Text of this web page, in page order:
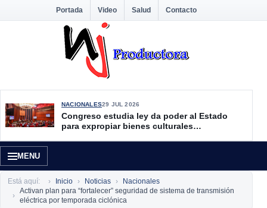
Portada Video Salud Contacto
NACIONALES29 JUL 2026
Congreso estudia ley da poder al Estado
para expropiar bienes culturales
MENU
Está aquí: Inicio Noticias
Nacionales
Activan plan para “fortalecer” seguridad de sistema de transmisión
eléctrica por temporada ciclónica